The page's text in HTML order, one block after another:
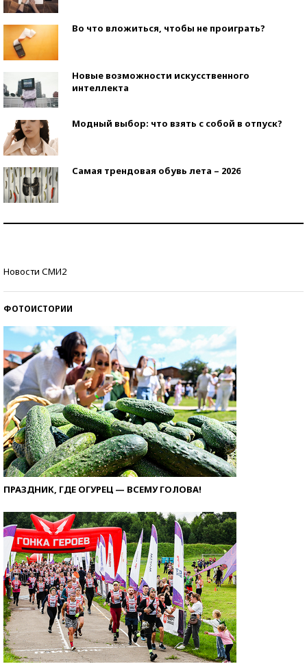
Во что вложиться, чтобы не проиграть?
Новые возможности искусственного
интеллекта
Модный выбор: что взять с собой в отпуск?
Самая трендовая обувь лета – 2026
Новости СМИ2
ФОТОИСТОРИИ
ПРАЗДНИК, ГДЕ ОГУРЕЦ — ВСЕМУ ГОЛОВА!